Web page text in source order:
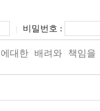
비밀번호 :